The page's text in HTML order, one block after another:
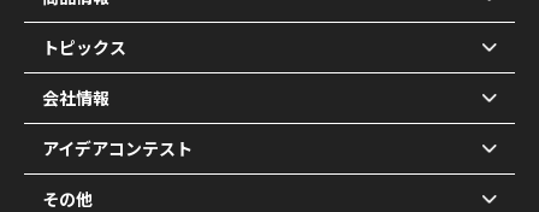
トピックス
会社情報
アイデアコンテスト
その他